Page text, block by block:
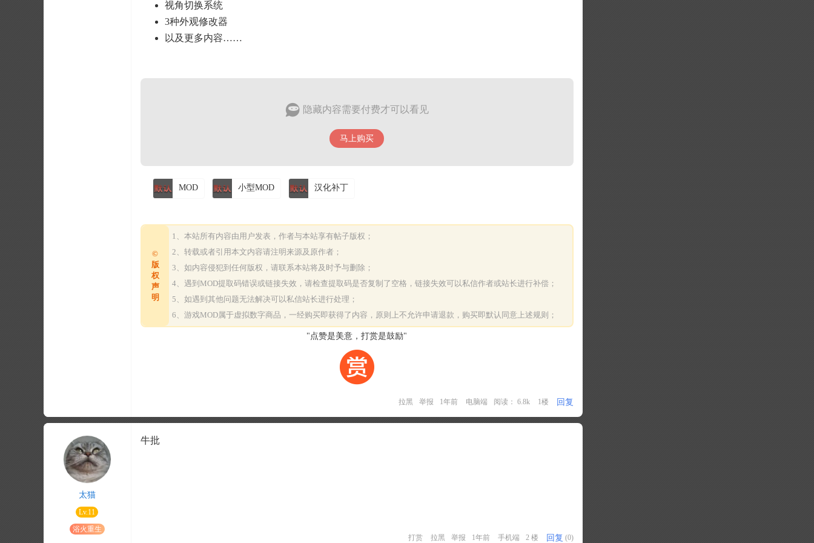
视角切换系统
3种外观修改器
以及更多内容……
隐藏内容需要付费才可以看见
马上购买
MOD 小型MOD 汉化补丁
©
版
权
声
明
1、本站所有内容由用户发表，作者与本站享有帖子版权；
2、转载或者引用本文内容请注明来源及原作者；
3、如内容侵犯到任何版权，请联系本站将及时予与删除；
4、遇到MOD提取码错误或链接失效，请检查提取码是否复制了空格，链接失效可以私信作者或站长进行补偿；
5、如遇到其他问题无法解决可以私信站长进行处理；
6、游戏MOD属于虚拟数字商品，一经购买即获得了内容，原则上不允许申请退款，购买即默认同意上述规则；
"点赞是美意，打赏是鼓励"
拉黑 举报 1年前 电脑端 阅读： 6.8k 1楼 回复
太猫
Lv.11
浴火重生
牛批
打赏 拉黑 举报 1年前 手机端 2 楼 回复 (0)